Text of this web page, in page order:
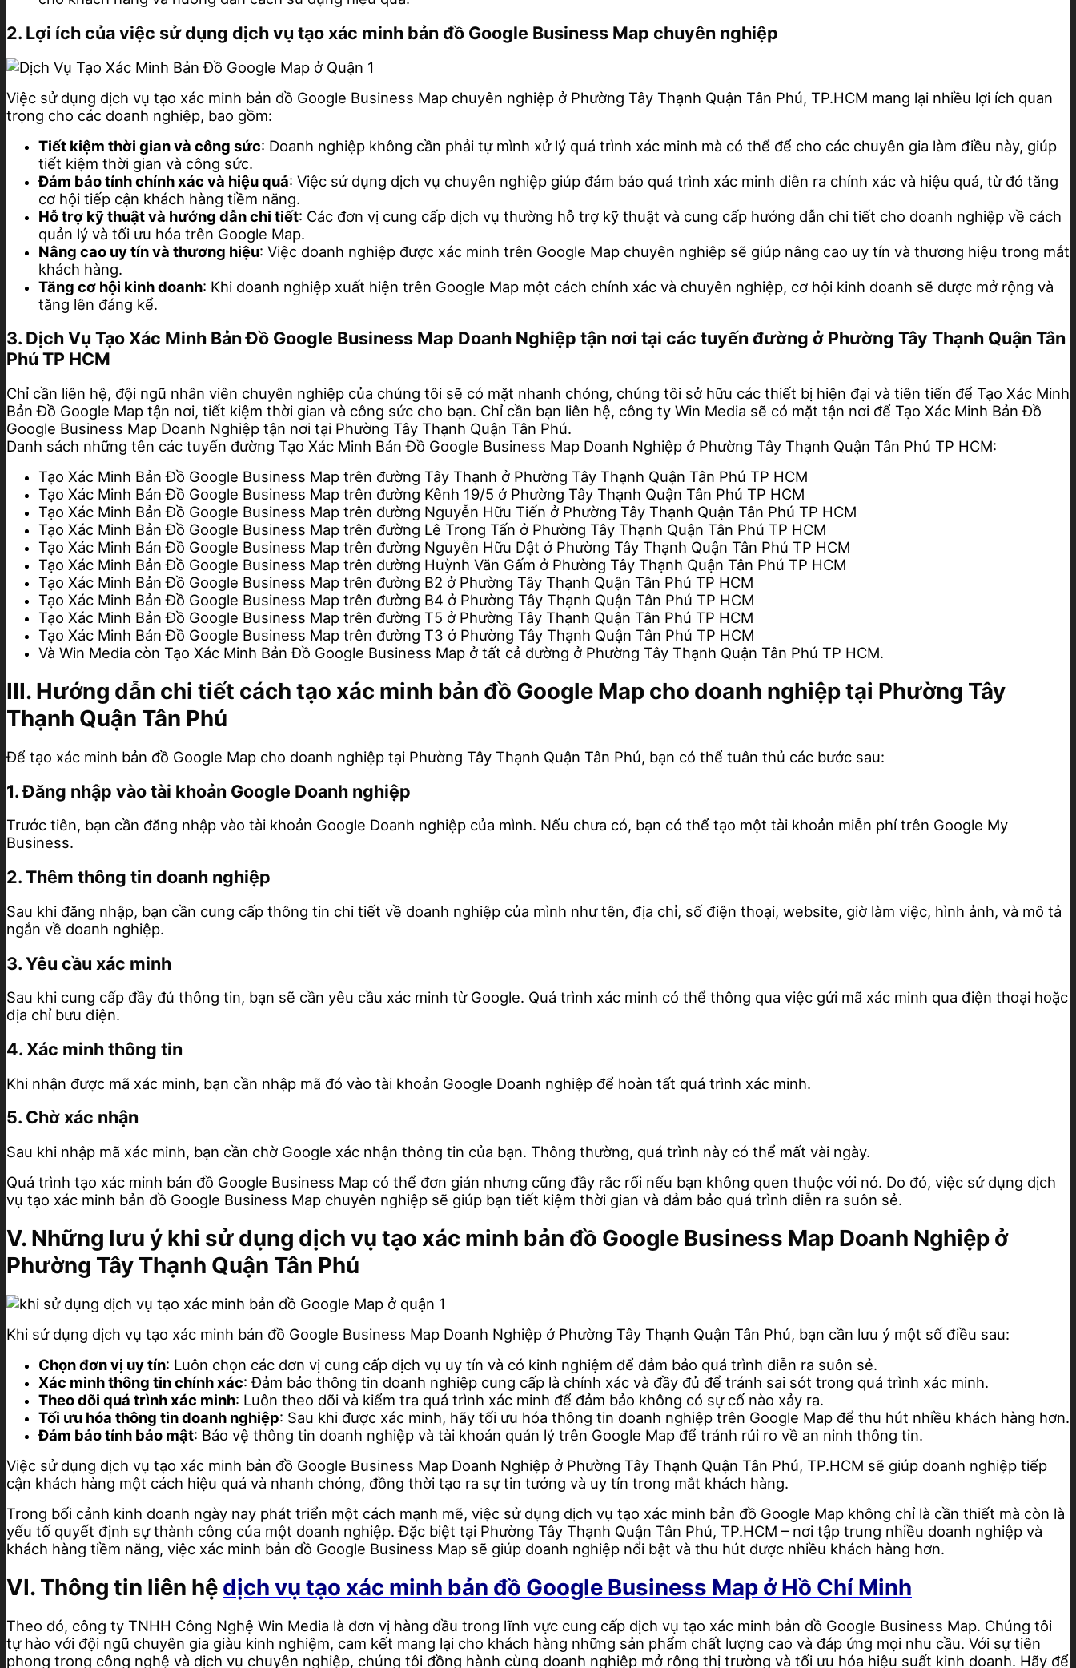
2. Lợi ích của việc sử dụng dịch vụ tạo xác minh bản đồ Google Business Map chuyên nghiệp
Việc sử dụng dịch vụ tạo xác minh bản đồ Google Business Map chuyên nghiệp ở Phường Tây Thạnh Quận Tân Phú, TP.HCM mang lại nhiều lợi ích quan
trọng cho các doanh nghiệp, bao gồm:
Tiết kiệm thời gian và công sức: Doanh nghiệp không cần phải tự mình xử lý quá trình xác minh mà có thể để cho các chuyên gia làm điều này, giúp
tiết kiệm thời gian và công sức.
Đảm bảo tính chính xác và hiệu quả: Việc sử dụng dịch vụ chuyên nghiệp giúp đảm bảo quá trình xác minh diễn ra chính xác và hiệu quả, từ đó tăng
cơ hội tiếp cận khách hàng tiềm năng.
Hỗ trợ kỹ thuật và hướng dẫn chi tiết: Các đơn vị cung cấp dịch vụ thường hỗ trợ kỹ thuật và cung cấp hướng dẫn chi tiết cho doanh nghiệp về cách
quản lý và tối ưu hóa trên Google Map.
Nâng cao uy tín và thương hiệu: Việc doanh nghiệp được xác minh trên Google Map chuyên nghiệp sẽ giúp nâng cao uy tín và thương hiệu trong mắt
khách hàng.
Tăng cơ hội kinh doanh: Khi doanh nghiệp xuất hiện trên Google Map một cách chính xác và chuyên nghiệp, cơ hội kinh doanh sẽ được mở rộng và
tăng lên đáng kể.
3. Dịch Vụ Tạo Xác Minh Bản Đồ Google Business Map Doanh Nghiệp tận nơi tại các tuyến đường ở Phường Tây Thạnh Quận Tân
Phú TP HCM
Chỉ cần liên hệ, đội ngũ nhân viên chuyên nghiệp của chúng tôi sẽ có mặt nhanh chóng, chúng tôi sở hữu các thiết bị hiện đại và tiên tiến để Tạo Xác Minh
Bản Đồ Google Map tận nơi, tiết kiệm thời gian và công sức cho bạn. Chỉ cần bạn liên hệ, công ty Win Media sẽ có mặt tận nơi để Tạo Xác Minh Bản Đồ
Google Business Map Doanh Nghiệp tận nơi tại Phường Tây Thạnh Quận Tân Phú.
Danh sách những tên các tuyến đường Tạo Xác Minh Bản Đồ Google Business Map Doanh Nghiệp ở Phường Tây Thạnh Quận Tân Phú TP HCM:
Tạo Xác Minh Bản Đồ Google Business Map trên đường Tây Thạnh ở Phường Tây Thạnh Quận Tân Phú TP HCM
Tạo Xác Minh Bản Đồ Google Business Map trên đường Kênh 19/5 ở Phường Tây Thạnh Quận Tân Phú TP HCM
Tạo Xác Minh Bản Đồ Google Business Map trên đường Nguyễn Hữu Tiến ở Phường Tây Thạnh Quận Tân Phú TP HCM
Tạo Xác Minh Bản Đồ Google Business Map trên đường Lê Trọng Tấn ở Phường Tây Thạnh Quận Tân Phú TP HCM
Tạo Xác Minh Bản Đồ Google Business Map trên đường Nguyễn Hữu Dật ở Phường Tây Thạnh Quận Tân Phú TP HCM
Tạo Xác Minh Bản Đồ Google Business Map trên đường Huỳnh Văn Gấm ở Phường Tây Thạnh Quận Tân Phú TP HCM
Tạo Xác Minh Bản Đồ Google Business Map trên đường B2 ở Phường Tây Thạnh Quận Tân Phú TP HCM
Tạo Xác Minh Bản Đồ Google Business Map trên đường B4 ở Phường Tây Thạnh Quận Tân Phú TP HCM
Tạo Xác Minh Bản Đồ Google Business Map trên đường T5 ở Phường Tây Thạnh Quận Tân Phú TP HCM
Tạo Xác Minh Bản Đồ Google Business Map trên đường T3 ở Phường Tây Thạnh Quận Tân Phú TP HCM
Và Win Media còn Tạo Xác Minh Bản Đồ Google Business Map ở tất cả đường ở Phường Tây Thạnh Quận Tân Phú TP HCM.
III. Hướng dẫn chi tiết cách tạo xác minh bản đồ Google Map cho doanh nghiệp tại Phường Tây
Thạnh Quận Tân Phú
Để tạo xác minh bản đồ Google Map cho doanh nghiệp tại Phường Tây Thạnh Quận Tân Phú, bạn có thể tuân thủ các bước sau:
1. Đăng nhập vào tài khoản Google Doanh nghiệp
Trước tiên, bạn cần đăng nhập vào tài khoản Google Doanh nghiệp của mình. Nếu chưa có, bạn có thể tạo một tài khoản miễn phí trên Google My
Business.
2. Thêm thông tin doanh nghiệp
Sau khi đăng nhập, bạn cần cung cấp thông tin chi tiết về doanh nghiệp của mình như tên, địa chỉ, số điện thoại, website, giờ làm việc, hình ảnh, và mô tả
ngắn về doanh nghiệp.
3. Yêu cầu xác minh
Sau khi cung cấp đầy đủ thông tin, bạn sẽ cần yêu cầu xác minh từ Google. Quá trình xác minh có thể thông qua việc gửi mã xác minh qua điện thoại hoặc
địa chỉ bưu điện.
4. Xác minh thông tin
Khi nhận được mã xác minh, bạn cần nhập mã đó vào tài khoản Google Doanh nghiệp để hoàn tất quá trình xác minh.
5. Chờ xác nhận
Sau khi nhập mã xác minh, bạn cần chờ Google xác nhận thông tin của bạn. Thông thường, quá trình này có thể mất vài ngày.
Quá trình tạo xác minh bản đồ Google Business Map có thể đơn giản nhưng cũng đầy rắc rối nếu bạn không quen thuộc với nó. Do đó, việc sử dụng dịch
vụ tạo xác minh bản đồ Google Business Map chuyên nghiệp sẽ giúp bạn tiết kiệm thời gian và đảm bảo quá trình diễn ra suôn sẻ.
V. Những lưu ý khi sử dụng dịch vụ tạo xác minh bản đồ Google Business Map Doanh Nghiệp ở
Phường Tây Thạnh Quận Tân Phú
Khi sử dụng dịch vụ tạo xác minh bản đồ Google Business Map Doanh Nghiệp ở Phường Tây Thạnh Quận Tân Phú, bạn cần lưu ý một số điều sau:
Chọn đơn vị uy tín: Luôn chọn các đơn vị cung cấp dịch vụ uy tín và có kinh nghiệm để đảm bảo quá trình diễn ra suôn sẻ.
Xác minh thông tin chính xác: Đảm bảo thông tin doanh nghiệp cung cấp là chính xác và đầy đủ để tránh sai sót trong quá trình xác minh.
Theo dõi quá trình xác minh: Luôn theo dõi và kiểm tra quá trình xác minh để đảm bảo không có sự cố nào xảy ra.
Tối ưu hóa thông tin doanh nghiệp: Sau khi được xác minh, hãy tối ưu hóa thông tin doanh nghiệp trên Google Map để thu hút nhiều khách hàng hơn.
Đảm bảo tính bảo mật: Bảo vệ thông tin doanh nghiệp và tài khoản quản lý trên Google Map để tránh rủi ro về an ninh thông tin.
Việc sử dụng dịch vụ tạo xác minh bản đồ Google Business Map Doanh Nghiệp ở Phường Tây Thạnh Quận Tân Phú, TP.HCM sẽ giúp doanh nghiệp tiếp
cận khách hàng một cách hiệu quả và nhanh chóng, đồng thời tạo ra sự tin tưởng và uy tín trong mắt khách hàng.
Trong bối cảnh kinh doanh ngày nay phát triển một cách mạnh mẽ, việc sử dụng dịch vụ tạo xác minh bản đồ Google Map không chỉ là cần thiết mà còn là
yếu tố quyết định sự thành công của một doanh nghiệp. Đặc biệt tại Phường Tây Thạnh Quận Tân Phú, TP.HCM – nơi tập trung nhiều doanh nghiệp và
khách hàng tiềm năng, việc xác minh bản đồ Google Business Map sẽ giúp doanh nghiệp nổi bật và thu hút được nhiều khách hàng hơn.
VI. Thông tin liên hệ dịch vụ tạo xác minh bản đồ Google Business Map ở Hồ Chí Minh
Theo đó, công ty TNHH Công Nghệ Win Media là đơn vị hàng đầu trong lĩnh vực cung cấp dịch vụ tạo xác minh bản đồ Google Business Map. Chúng tôi
tự hào với đội ngũ chuyên gia giàu kinh nghiệm, cam kết mang lại cho khách hàng những sản phẩm chất lượng cao và đáp ứng mọi nhu cầu. Với sự tiên
phong trong công nghệ và dịch vụ chuyên nghiệp, chúng tôi đồng hành cùng doanh nghiệp mở rộng thị trường và tối ưu hóa hiệu suất kinh doanh. Hãy để